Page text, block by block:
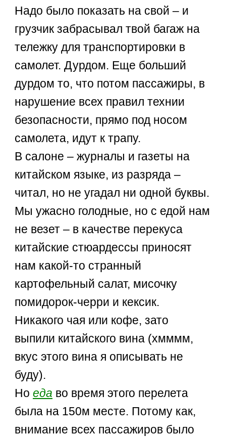
Надо было показать на свой – и
грузчик забрасывал твой багаж на
тележку для транспортировки в
самолет. Дурдом. Еще больший
дурдом то, что потом пассажиры, в
нарушение всех правил технии
безопасности, прямо под носом
самолета, идут к трапу.
В салоне – журналы и газеты на
китайском языке, из разряда –
читал, но не угадал ни одной буквы.
Мы ужасно голодные, но с едой нам
не везет – в качестве перекуса
китайские стюардессы приносят
нам какой-то странный
картофельный салат, мисочку
помидорок-черри и кексик.
Никакого чая или кофе, зато
выпили китайского вина (хмммм,
вкус этого вина я описывать не
буду).
Ноеда во время этого перелета
была на 150м месте. Потому как,
внимание всех пассажиров было